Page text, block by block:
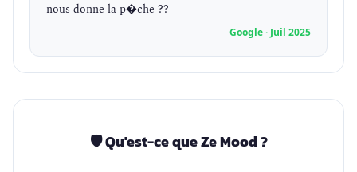
nous donne la p�che ??
Google · Juil 2025
🛡️ Qu'est-ce que Ze Mood ?